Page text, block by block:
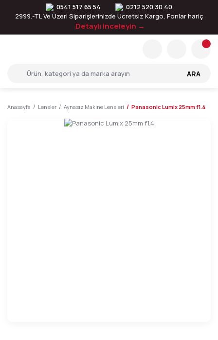
0541 517 65 54
0212 520 30 40
2999.-TL Ve Üzeri Siparişlerinizde Ücretsiz Kargo, Fonlar hariç
Detaylı inceleyin →
ARA
Anasayfa Lensler Aynasız Makine Lensleri Panasonic Lumix 25mm f1.4